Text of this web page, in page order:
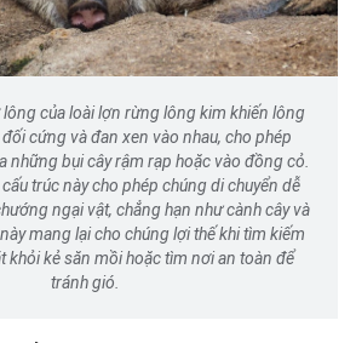
lông của loài lợn rừng lông kim khiến lông
cứng và đan xen vào nhau, cho phép
những bụi cây rậm rạp hoặc vào đồng cỏ.
trúc này cho phép chúng di chuyển dễ
ngại vật, chẳng hạn như cành cây và
mang lại cho chúng lợi thế khi tìm kiếm
khỏi kẻ săn mồi hoặc tìm nơi an toàn để
tránh gió.